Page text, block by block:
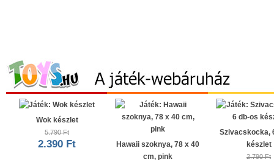
Wok készlet
5.790 Ft
2.390 Ft
Hawaii szoknya, 78 x 40
cm, pink
Szivacskocka,
készlet
2.790 Ft